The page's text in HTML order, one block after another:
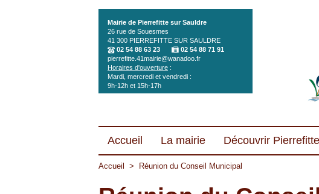
Mairie de Pierrefitte sur Sauldre
26 rue de Souesmes
41 300 PIERREFITTE SUR SAULDRE
02 54 88 63 23
02 54 88 71 91
pierrefitte.41mairie@wanadoo.fr
Horaires d'ouverture :
Mardi, mercredi et vendredi :
9h-12h et 15h-17h
Accueil La mairie Découvrir Pierrefitte
Accueil > Réunion du Conseil Municipal